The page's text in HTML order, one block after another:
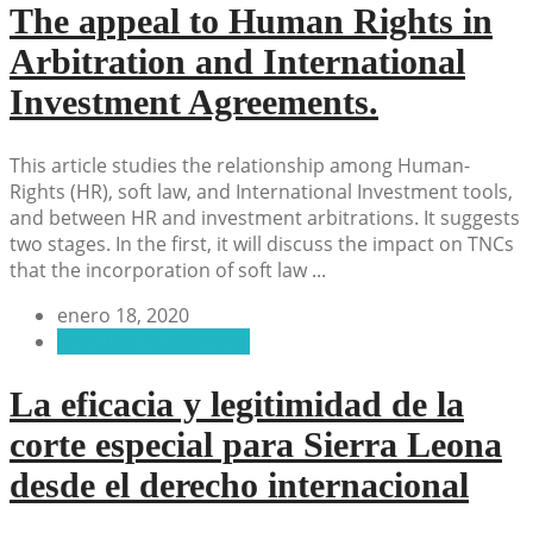
The appeal to Human Rights in
Arbitration and International
Investment Agreements.
This article studies the relationship among Human-
Rights (HR), soft law, and International Investment tools,
and between HR and investment arbitrations. It suggests
two stages. In the first, it will discuss the impact on TNCs
that the incorporation of soft law ...
enero 18, 2020
La eficacia y legitimidad de la
corte especial para Sierra Leona
desde el derecho internacional